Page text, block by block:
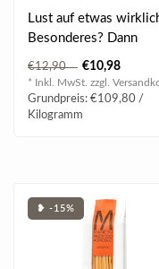
(100 g)
Lust auf etwas
Besonderes? Dann
vergiss gewöhnliche
Süßigkeiten – ..
€12,90 €10,98
* Inkl. MwSt. zzgl.
Grundpreis: €109,80 /
Kilogramm
❥ -15%